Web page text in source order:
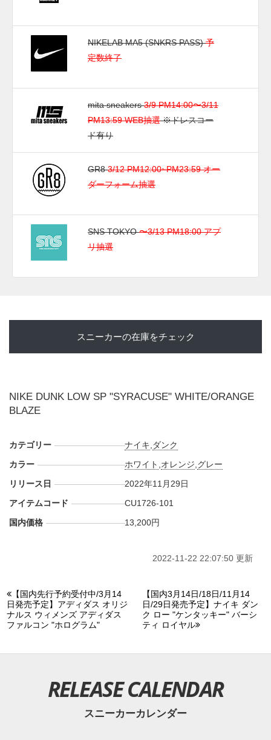
NIKELAB MA5 (SNKRS PASS)予
定数終了
mita sneakers3/9 PM14:00〜3/11
PM13:59 WEB抽選※ドレスコー
ド有り
GR83/12 PM12:00~PM23:59 オー
ダーフォーム抽選
SNS TOKYO〜3/13 PM18:00 アプ
リ抽選
スニーカーの在庫をチェック
NIKE DUNK LOW SP "SYRACUSE" WHITE/ORANGE
BLAZE
カテゴリー ナイキ ダンク
カラー
ホワイト オレンジ グレー
リリース日
2022年11月29日
アイテムコード
CU1726-101
国内価格
13,200円
2022-11-22 22:07:50 更新
【国内先行予約受付中/3月14
日発売予定】アディダス オリジ
ナルス ウィメンズ アディダス
ファルコン "ホログラム"
【国内3月14日/18日/11月14
日/29日発売予定】ナイキ ダン
ク ロー "ケンタッキー" バーシ
ティ ロイヤル
RELEASE CALENDAR
スニーカーカレンダー